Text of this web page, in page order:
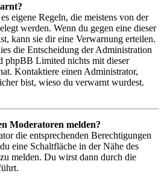
eigene Regeln, die meistens von der
werden. Wenn du gegen eine dieser
kann sie dir eine Verwarnung erteilen.
die Entscheidung der Administration
phpBB Limited nichts mit dieser
Kontaktiere einen Administrator,
bist, wieso du verwarnt wurdest.
Moderatoren melden?
die entsprechenden Berechtigungen
eine Schaltfläche in der Nähe des
melden. Du wirst dann durch die